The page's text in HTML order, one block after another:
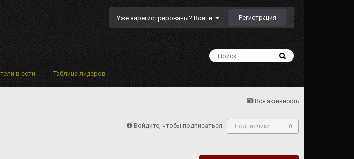
Уже зарегистрированы? Войти Регистрация
в сети Таблица лидеров
Вся активность
Войдите, чтобы подписаться Подписчики 0